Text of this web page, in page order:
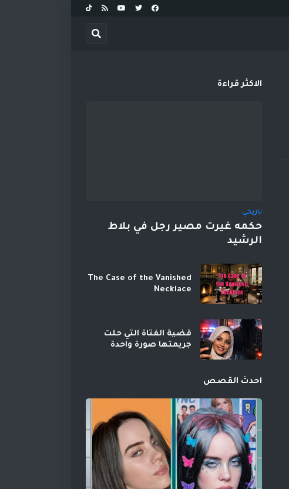
الاكثر قراءة
تاريخي
حكمه غيرت مصير رجل في بلاط
الرشيد
The Case of the Vanished
Necklace
قضية الفتاة التي حلت
جريمتها صورة واحدة
احدث القصص